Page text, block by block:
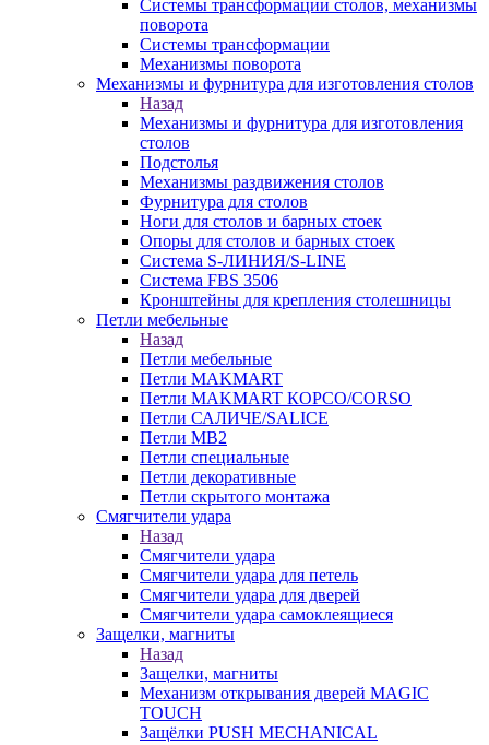
Системы трансформации столов, механизмы
поворота
Системы трансформации
Механизмы поворота
Механизмы и фурнитура для изготовления столов
Назад
Механизмы и фурнитура для изготовления
столов
Подстолья
Механизмы раздвижения столов
Фурнитура для столов
Ноги для столов и барных стоек
Опоры для столов и барных стоек
Система S-ЛИНИЯ/S-LINE
Система FBS 3506
Кронштейны для крепления столешницы
Петли мебельные
Назад
Петли мебельные
Петли MAKMART
Петли MAKMART КОРСО/CORSO
Петли САЛИЧЕ/SALICE
Петли MB2
Петли специальные
Петли декоративные
Петли скрытого монтажа
Смягчители удара
Назад
Смягчители удара
Смягчители удара для петель
Смягчители удара для дверей
Cмягчители удара самоклеящиеся
Защелки, магниты
Назад
Защелки, магниты
Механизм открывания дверей MAGIC
TOUCH
Защёлки PUSH MECHANICAL